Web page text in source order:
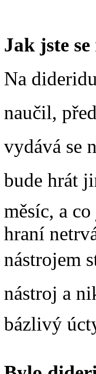
Jak jste
Na
naučil,
vydává se
bude hrát
měsíc, a
hraní
nástrojem
nástroj a
bázlivý